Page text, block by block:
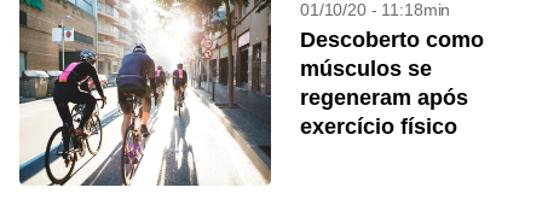
01/10/20 - 11:18min
Descoberto como
músculos se
regeneram após
exercício físico